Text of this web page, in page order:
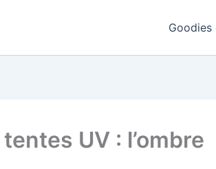
Goodies
UV : l’ombre